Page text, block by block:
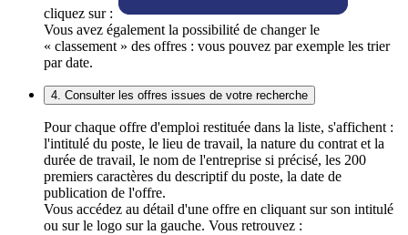
cliquez sur :
Vous avez également la possibilité de changer le
« classement » des offres : vous pouvez par exemple les trier
par date.
4. Consulter les offres issues de votre recherche
Pour chaque offre d'emploi restituée dans la liste, s'affichent :
l'intitulé du poste, le lieu de travail, la nature du contrat et la
durée de travail, le nom de l'entreprise si précisé, les 200
premiers caractères du descriptif du poste, la date de
publication de l'offre.
Vous accédez au détail d'une offre en cliquant sur son intitulé
ou sur le logo sur la gauche. Vous retrouvez :